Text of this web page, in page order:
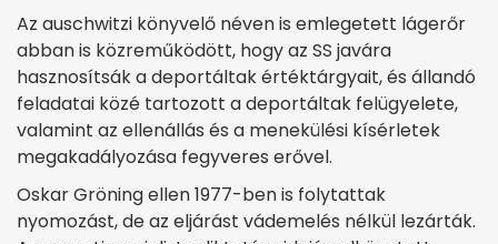
Az auschwitzi könyvelő néven is emlegetett lágerőr
abban is közreműködött, hogy az SS javára
hasznosítsák a deportáltak értéktárgyait, és állandó
feladatai közé tartozott a deportáltak felügyelete,
valamint az ellenállás és a menekülési kísérletek
megakadályozása fegyveres erővel.
Oskar Gröning ellen 1977-ben is folytattak
nyomozást, de az eljárást vádemelés nélkül lezárták.